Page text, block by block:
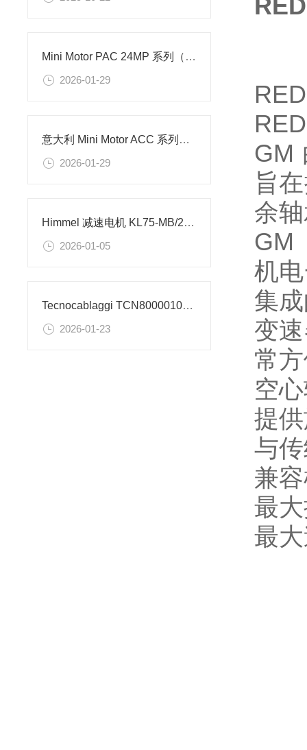
Mini Motor PAC 24MP 系列（24V DC 永磁同轴齿轮减速电机）型号
2026-01-29
意大利 Mini Motor ACC 系列（AC/DC 通用同轴齿轮减速电机）型号清单
2026-01-29
Himmel 减速电机 KL75-MB/2-M12K的技术参数
2026-01-05
Tecnocablaggi TCN80000100.055 变压器的技术参数
2026-01-23
GM
旨
余
GM
机
集
变
常
空
提
与
兼
最
最